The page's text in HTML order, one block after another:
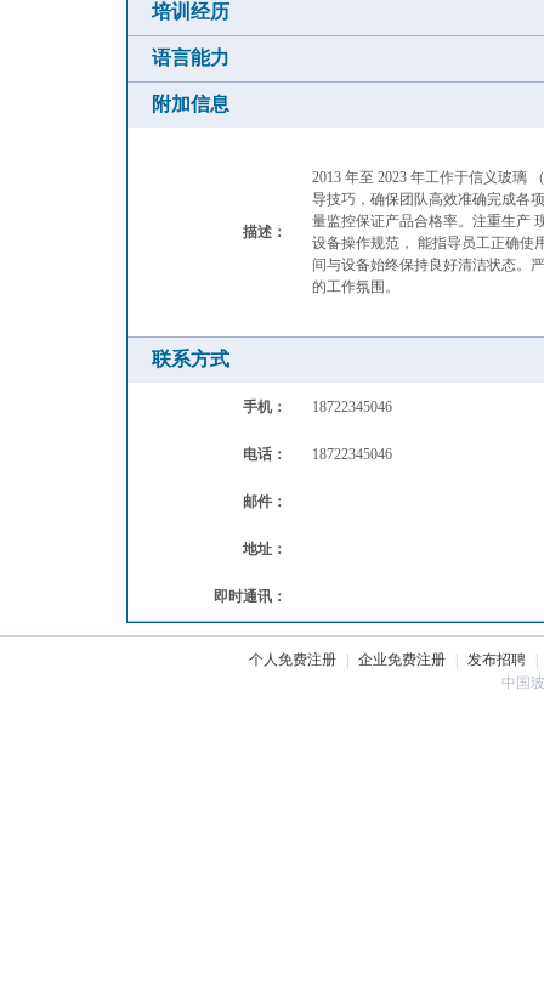
培训经历
语言能力
附加信息
描述：
2013 年至 2023 年工作于信义玻璃
导技巧，确保团队高效准确完成各
量监控保证产品合格率。注重生产
设备操作规范， 能指导员工正确使
间与设备始终保持良好清洁状态。
的工作氛围。
联系方式
手机： 18722345046
电话： 18722345046
邮件：
地址：
即时通讯：
个人免费注册 企业免费注册 发布招聘
中国